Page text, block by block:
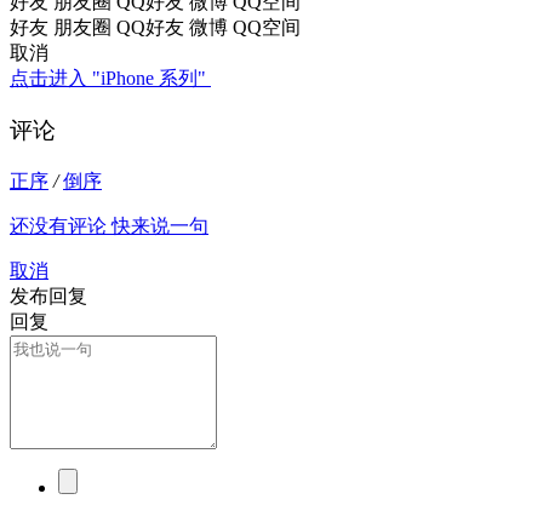
好友 朋友圈 QQ好友 微博 QQ空间
取消
点击进入 "iPhone 系列"
评论
正序 / 倒序
还没有评论 快来说一句
取消
发布回复
回复